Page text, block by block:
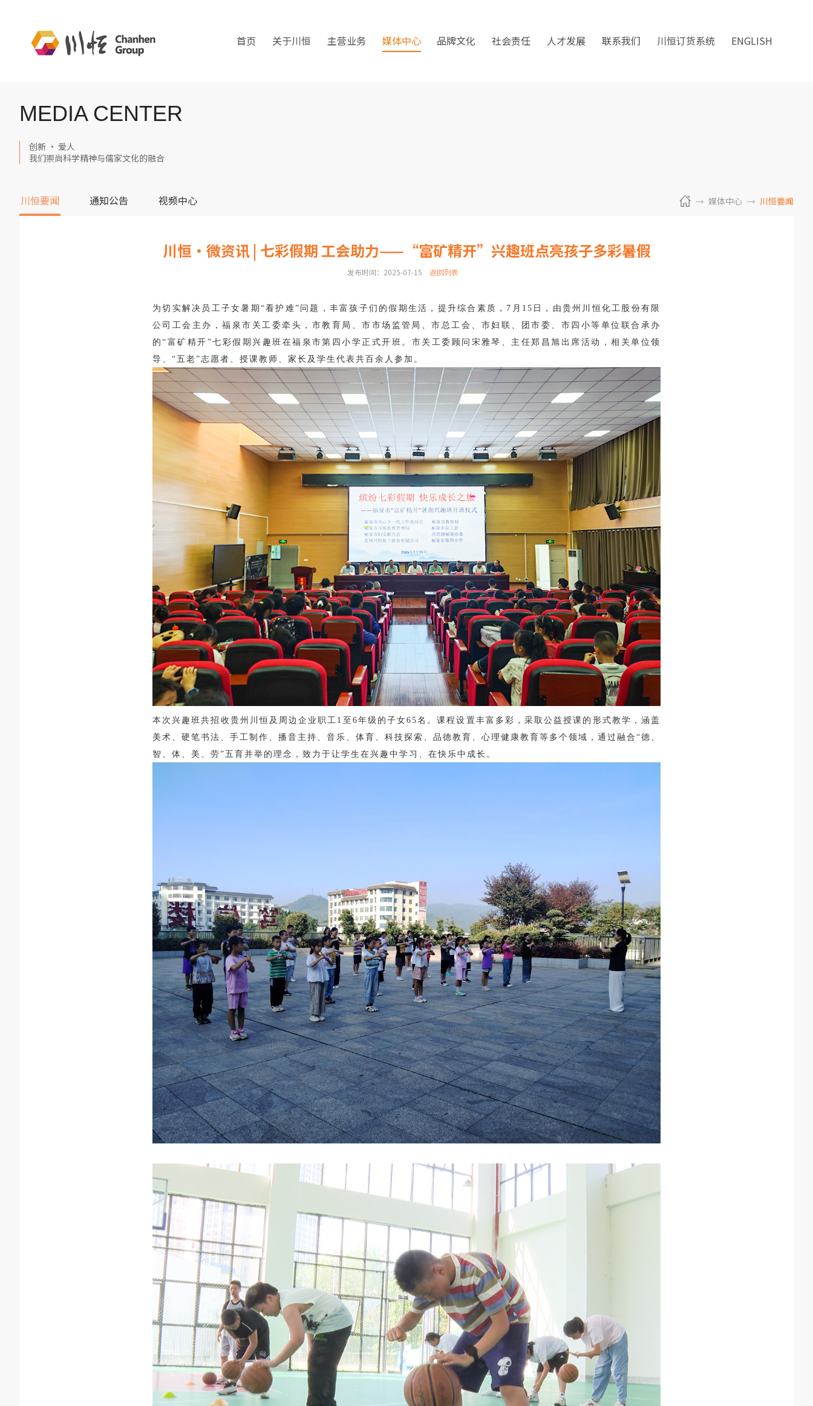
首页 关于川恒 主营业务 媒体中心 品牌文化 社会责任 人才发展 联系我们 川恒订货系统 ENGLISH
MEDIA CENTER
创新 · 爱人
我们崇尚科学精神与儒家文化的融合
川恒要闻 通知公告 视频中心 媒体中心 川恒要闻
川恒·微资讯 | 七彩假期 工会助力——“富矿精开”兴趣班点亮孩子多彩暑假
发布时间：2025-07-15 返回列表
为切实解决员工子女暑期 “看护难”问题，丰富孩子们的假期生活，提升综合素质，7月15日，由贵州川恒 化工股份有限
公司 工会主办，福泉市关工委牵头，市教育局、市市场监管局、市总工会、市妇联、团市委、市四小等单位联合承办
的“富矿精开”七彩假期兴趣班在福泉市第四小学正式开班。市关工委顾问宋雅琴、主任郑昌旭出席活动，相关单位领
导、“五老”志愿者、授课教师、家长及学生代表共百余人参加。
本次 兴趣班共招收贵州川恒及周边企业职工 1至6年级的子女65名。课程设置丰富多彩，采取公益授课的形式教学，涵盖
美术、硬笔书法、手工制作、播音主持、音乐、体育、科技探索、品德教育、心理健康教育等多个领域，通过融合“德、
智、体 、美、劳”五育并举的理念，致力于让学生在兴趣中学习、在快乐中成长。